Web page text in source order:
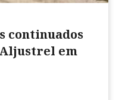
continuados
em